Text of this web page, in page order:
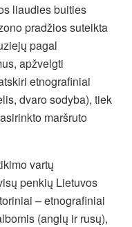
liaudies buities
pradžios suteikta
pagal
apžvelgti
etnografiniai
dvaro sodyba), tiek
maršruto
vartų
penkių Lietuvos
– etnografiniai
(anglų ir rusų),